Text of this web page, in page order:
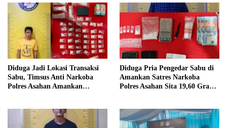
Diduga Jadi Lokasi Transaksi
Sabu, Timsus Anti Narkoba
Polres Asahan Amankan
Diduga Pria Pengedar Sabu di
Amankan Satres Narkoba
Polres Asahan Sita 19,60 Gram